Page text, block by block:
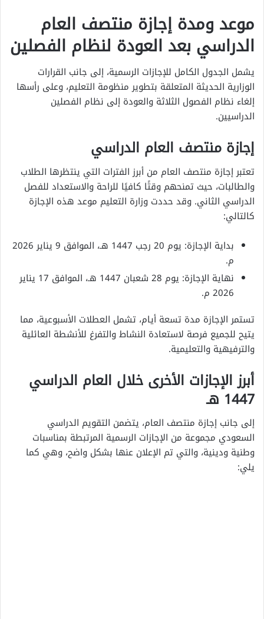
موعد ومدة إجازة منتصف العام
الدراسي بعد العودة لنظام الفصلين
يشمل الجدول الكامل للإجازات الرسمية، إلى جانب القرارات
الوزارية الحديثة المتعلقة بتطوير منظومة التعليم، وعلى رأسها
إلغاء نظام الفصول الثلاثة والعودة إلى نظام الفصلين
الدراسيين.
إجازة منتصف العام الدراسي
تعتبر إجازة منتصف العام من أبرز الفترات التي ينتظرها الطلاب
والطالبات، حيث تمنحهم وقتًا كافيًا للراحة والاستعداد للفصل
الدراسي الثاني. وقد حددت وزارة التعليم موعد هذه الإجازة
كالتالي:
بداية الإجازة: يوم 20 رجب 1447 هـ، الموافق 9 يناير 2026
م.
نهاية الإجازة: يوم 28 شعبان 1447 هـ، الموافق 17 يناير
2026 م.
تستمر الإجازة مدة تسعة أيام، تشمل العطلات الأسبوعية، مما
يتيح للجميع فرصة لاستعادة النشاط والتفرغ للأنشطة العائلية
والترفيهية والتعليمية.
أبرز الإجازات الأخرى خلال العام الدراسي
1447 هـ
إلى جانب إجازة منتصف العام، يتضمن التقويم الدراسي
السعودي مجموعة من الإجازات الرسمية المرتبطة بمناسبات
وطنية ودينية، والتي تم الإعلان عنها بشكل واضح، وهي كما
يلي: